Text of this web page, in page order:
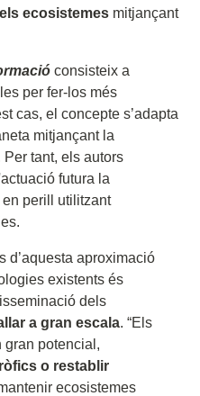
ecosistemes mitjançant
consisteix a
per fer-los més
cas, el concepte s’adapta
mitjançant la
tant, els autors
futura la
perill utilitzant
d’aquesta aproximació
existents és
dels
a gran escala. “Els
gran potencial,
o restablir
ecosistemes